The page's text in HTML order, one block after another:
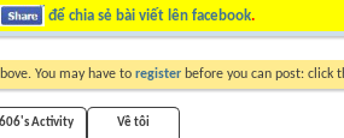
để chia sẻ bài viết lên facebook.
You may have to register before you can post: click
Activity Về tôi